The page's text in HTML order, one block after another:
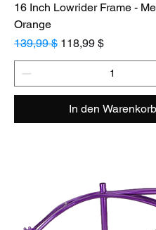
16 Inch Lowrider Frame -
Orange
Standardpreis
139,99 $ Sale-Preis
118,99 $
In den Warenkorb